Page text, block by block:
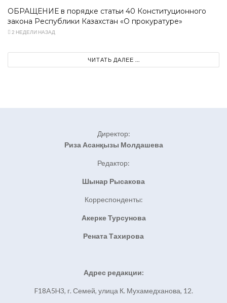
ОБРАЩЕНИЕ в порядке статьи 40 Конституционного
закона Республики Казахстан «О прокуратуре»
2 НЕДЕЛИ НАЗАД
ЧИТАТЬ ДАЛЕЕ ...
Директор:
Риза Асанқызы Молдашева
Редактор:
Шынар Рысакова
Корреспонденты:
Акерке Турсунова
Рената Тахирова
Адрес редакции:
F18A5H3, г. Семей, улица К. Мухамедханова, 12.